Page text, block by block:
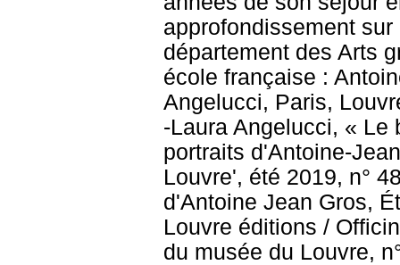
approfondissement
département des Arts
école française :
Angelucci, Paris,
-Laura Angelucci, « Le
portraits d'Antoine-
Louvre', été 2019, n°
d'Antoine Jean Gros,
Louvre éditions /
du musée du Louvre,